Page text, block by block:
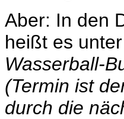
Aber: In den
heißt es
Wasserball-
(Termin ist
durch die